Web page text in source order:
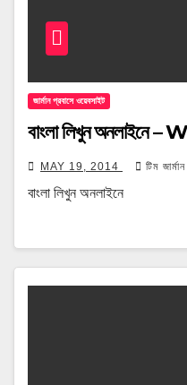
জার্মান প্রবাসে ওয়েবসাইট
বাংলা লিখুন
MAY 19, 2014 টিম
বাংলা লিখুন অনলাইনে